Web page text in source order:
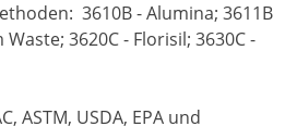
3610B - Alumina; 3611B
3620C - Florisil; 3630C -
ASTM, USDA, EPA und